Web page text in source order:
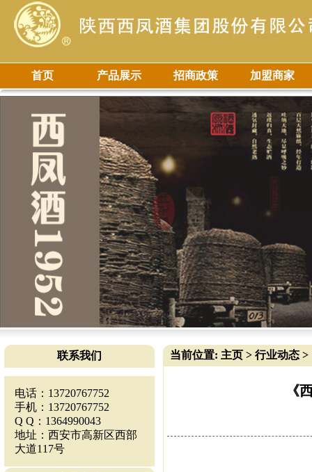
首页 产品展示 招商政策 加盟商家
联系我们
电话：13720767752
手机：13720767752
Q Q：1364990043
地址：西安市高新区西部
大道117号
当前位置: 主页 > 行业动态 >
《